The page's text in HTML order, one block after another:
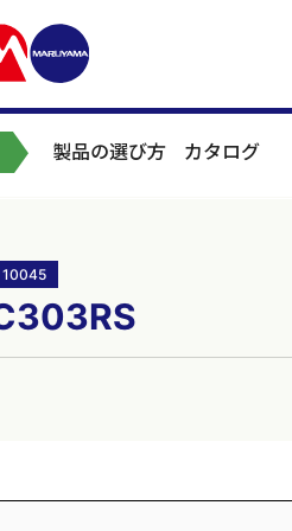
製品の選び方 カタログ
10045